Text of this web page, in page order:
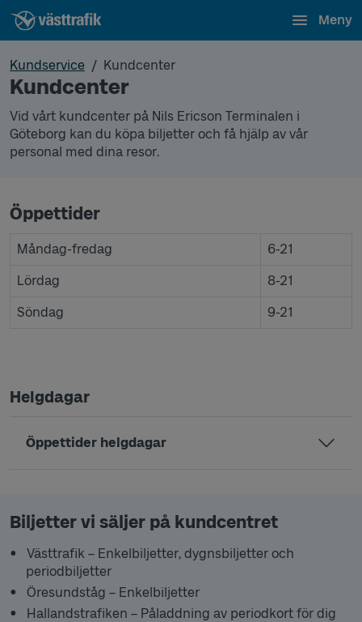
Meny
Kundservice Kundcenter
Kundcenter
Vid vårt kundcenter på Nils Ericson Terminalen i
Göteborg kan du köpa biljetter och få hjälp av vår
personal med dina resor.
Öppettider
Måndag-fredag 6-21
Lördag 8-21
Söndag 9-21
Helgdagar
Öppettider helgdagar
Biljetter vi säljer på kundcentret
Västtrafik – Enkelbiljetter, dygnsbiljetter och
periodbiljetter
Öresundståg – Enkelbiljetter
Hallandstrafiken – Påladdning av periodkort för dig